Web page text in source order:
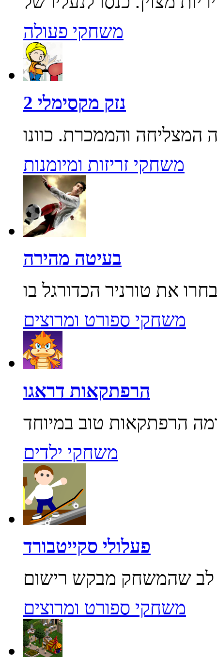
משחקי פעולה
נזק מקסימלי 2
משחקי זריזות ומיומנות
בעיטה מהירה
משחקי ספורט ומרוצים
הרפתקאות דראגו
משחקי ילדים
פעלולי סקייטבורד
משחקי ספורט ומרוצים